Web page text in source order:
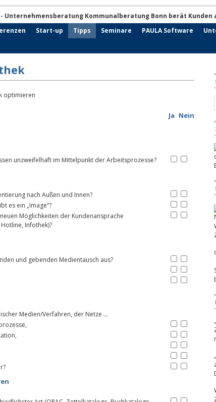
Start-up Tipps Seminare PAULA Software
Ja Nein
unzweifelhaft im Mittelpunkt der Arbeitsprozesse?
nach Außen und Innen?
es ein „Image“?
Möglichkeiten der Kundenansprache
Infothek)?
und gebenden Medientausch aus?
Medien/Verfahren, der Netze …